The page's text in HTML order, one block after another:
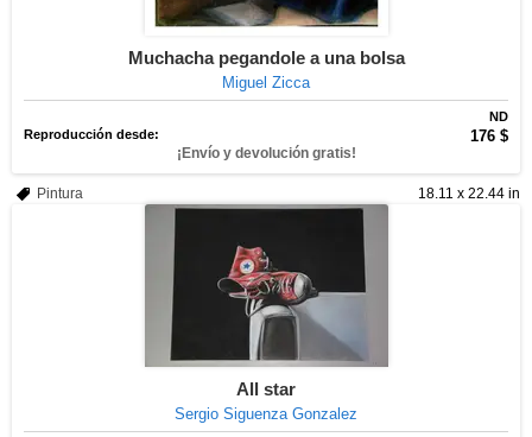
Muchacha pegandole a una bolsa
Miguel Zicca
ND
Reproducción desde:
176 $
¡Envío y devolución gratis!
18.11 x 22.44 in
Pintura
All star
Sergio Siguenza Gonzalez